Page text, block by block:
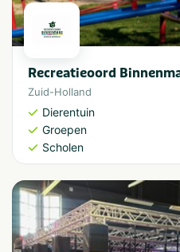
Recreatieoord
Zuid-Holland
Dierentuin
Groepen
Scholen